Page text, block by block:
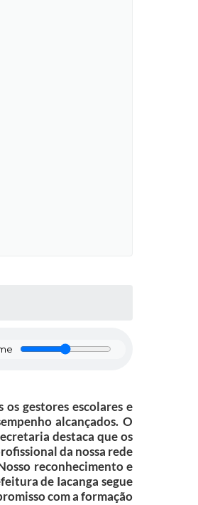
gestores escolares e
alcançados. O
destaca que os
da nossa rede
reconhecimento e
de Iacanga segue
com a formação